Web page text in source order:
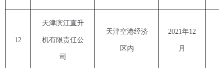
12
天津滨江直升
机有限责任公
司
天津空港经济
区内
2021 年12
月